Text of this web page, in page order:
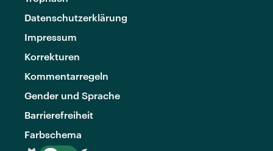
Datenschutzerklärung
Impressum
Korrekturen
Kommentarregeln
Gender und Sprache
Barrierefreiheit
Farbschema